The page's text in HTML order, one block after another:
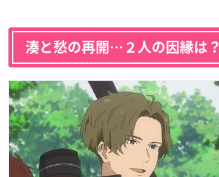
湊と愁の再開…２人の因縁は？